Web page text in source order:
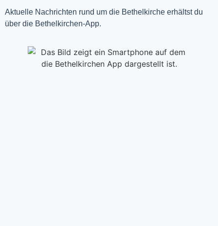
Aktuelle Nachrichten rund um die Bethelkirche erhältst du
über die Bethelkirchen-App.